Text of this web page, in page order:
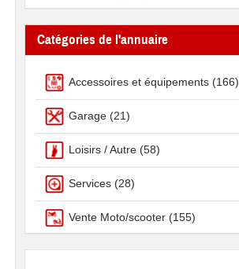
Catégories de l'annuaire
Accessoires et équipements (166)
Garage (21)
Loisirs / Autre (58)
Services (28)
Vente Moto/scooter (155)